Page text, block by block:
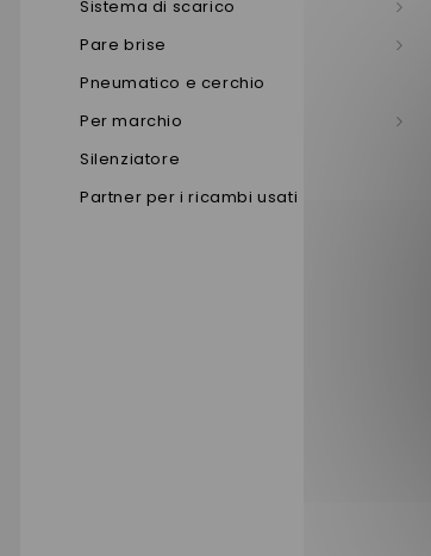
Sistema di scarico
Pare brise
Pneumatico e cerchio
Per marchio
Silenziatore
Partner per i ricambi usati